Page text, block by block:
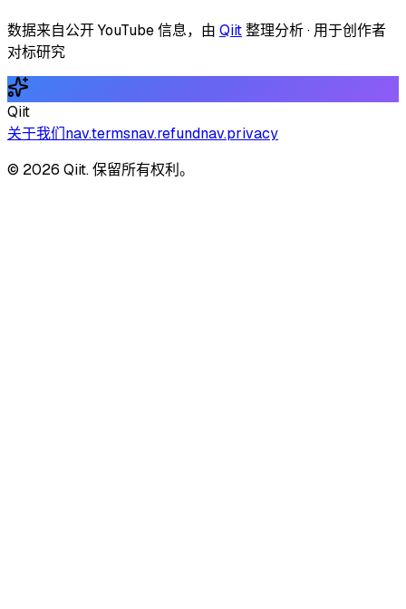
数据来自公开 YouTube 信息，由 Qiit整理分析 · 用于创作者
对标研究
Qiit
关于我们nav.termsnav.refundnav.privacy
© 2026 Qiit. 保留所有权利。